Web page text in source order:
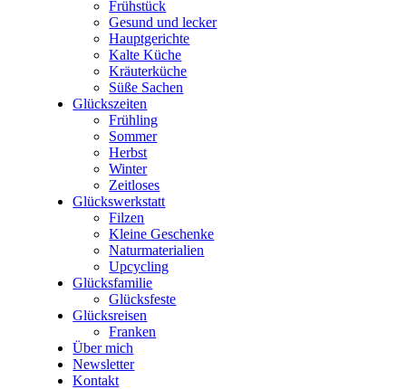
Frühstück
Gesund und lecker
Hauptgerichte
Kalte Küche
Kräuterküche
Süße Sachen
Glückszeiten
Frühling
Sommer
Herbst
Winter
Zeitloses
Glückswerkstatt
Filzen
Kleine Geschenke
Naturmaterialien
Upcycling
Glücksfamilie
Glücksfeste
Glücksreisen
Franken
Über mich
Newsletter
Kontakt